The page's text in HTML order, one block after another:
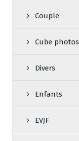
Couple
Cube photos
Divers
Enfants
EVJF